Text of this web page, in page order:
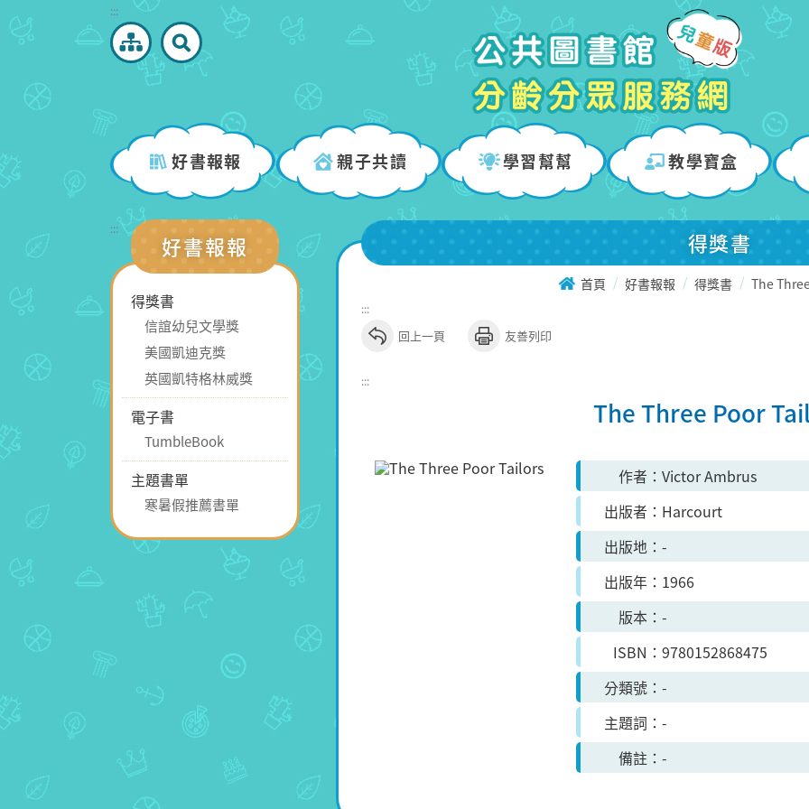
到
塊
:::
好書報報 親子共讀 學習幫幫 教學寶盒
:::
好書報報
得獎書
信誼幼兒文學獎
美國凱迪克獎
英國凱特格林威獎
電子書
TumbleBook
主題書單
寒暑假推薦書單
得獎書
首頁 好書報報 得獎書 The
:::
回上一頁 友善列印
:::
The Three Poor
作者
Victor Ambrus
出版者
Harcourt
出版地
-
出版年
1966
版本
-
ISBN
9780152868475
分類號
-
主題詞
-
備註
-